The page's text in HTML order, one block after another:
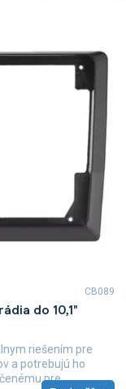
do 10,1"
riešením pre
a potrebujú ho
pre...
CB089